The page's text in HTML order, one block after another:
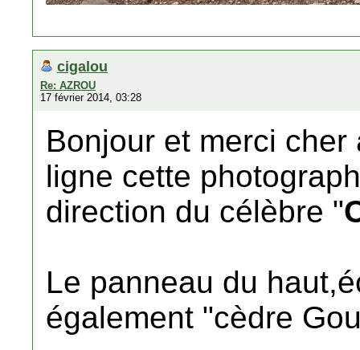
cigalou
Re: AZROU
17 février 2014, 03:28
Bonjour et merci
ligne cette
direction du célèbre "
Le panneau du
également "cèdre